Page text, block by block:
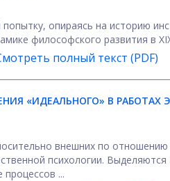
опираясь на историю
философского развития в
полный текст (PDF)
«ИДЕАЛЬНОГО» В РАБОТАХ
внешних по
психологии.
процессов ...